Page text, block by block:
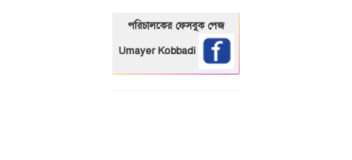
পরিচালকের ফেসবুক পেজ
Umayer Kobbadi